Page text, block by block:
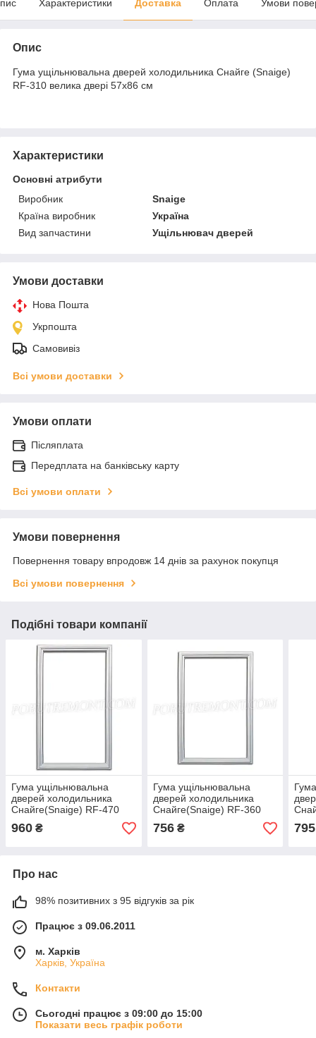
Характеристики Доставка Оплата Умови
Опис
Гума ущільнювальна дверей холодильника Снайге (Snaige)
RF-310 велика двері 57x86 см
Характеристики
Основні атрибути
Виробник
Snaige
Країна виробник
Україна
Вид запчастини
Ущільнювач дверей
Умови доставки
Нова Пошта
Укрпошта
Самовивіз
Всі умови доставки
Умови оплати
Післяплата
Передплата на банківську карту
Всі умови оплати
Умови повернення
Повернення товару впродовж 14 днів за рахунок покупця
Всі умови повернення
Подібні товари компанії
Гума ущільнювальна
дверей холодильника
Снайге(Snaige) RF-470
велика двері 57х103 см
960 ₴
Гума ущільнювальна
дверей холодильника
Снайге(Snaige) RF-360
мала двері 57x69 см
756₴ 795
Про нас
98% позитивних з 95 відгуків за рік
Працює з 09.06.2011
м. Харків
Харків, Україна
Контакти
Сьогодні працює з 09:00 до 15:00
Показати весь графік роботи